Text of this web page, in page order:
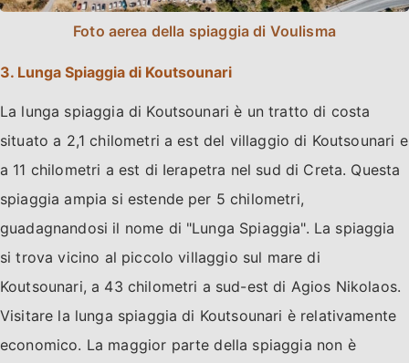
Foto aerea della spiaggia di Voulisma
3. Lunga Spiaggia di Koutsounari
La lunga spiaggia di Koutsounari è un tratto di costa
situato a 2,1 chilometri a est del villaggio di Koutsounari e
a 11 chilometri a est di Ierapetra nel sud di Creta. Questa
spiaggia ampia si estende per 5 chilometri,
guadagnandosi il nome di "Lunga Spiaggia". La spiaggia
si trova vicino al piccolo villaggio sul mare di
Koutsounari, a 43 chilometri a sud-est di Agios Nikolaos.
Visitare la lunga spiaggia di Koutsounari è relativamente
economico. La maggior parte della spiaggia non è